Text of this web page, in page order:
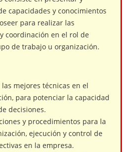
capacidades y conocimientos
para realizar las
coordinación en el rol de
de trabajo u organización.
mejores técnicas en el
para potenciar la capacidad
decisiones.
y procedimientos para la
ejecución y control de
en la empresa.